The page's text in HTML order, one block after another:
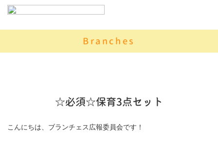
Branches
☆必須☆保育3点セット
こんにちは、ブランチェス広報委員会です！